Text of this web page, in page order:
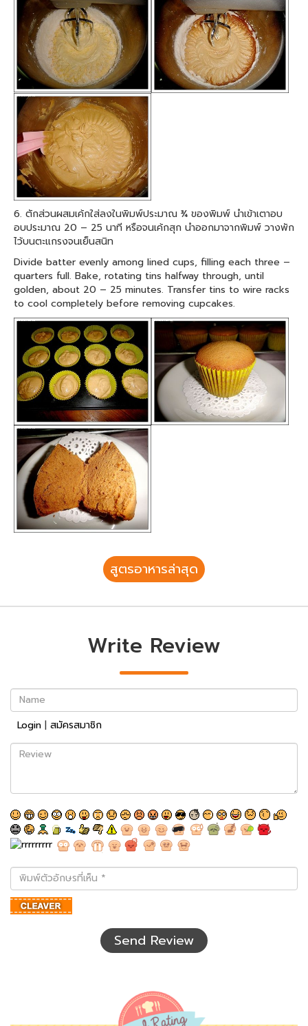
6. ตักส่วนผสมเค้กใส่ลงในพิมพ์ประมาณ ¾ ของพิมพ์ นำเข้าเตาอบ
อบประมาณ 20 – 25 นาที หรือจนเค้กสุก นำออกมาจากพิมพ์ วางพัก
ไว้บนตะแกรงจนเย็นสนิท
Divide batter evenly among lined cups, filling each three –
quarters full. Bake, rotating tins halfway through, until
golden, about 20 – 25 minutes. Transfer tins to wire racks
to cool completely before removing cupcakes.
สูตรอาหารล่าสุด
Write Review
Name
Login | สมัครสมาชิก
Review
พิมพ์
ตัว
อักษร
ที่
Send Review